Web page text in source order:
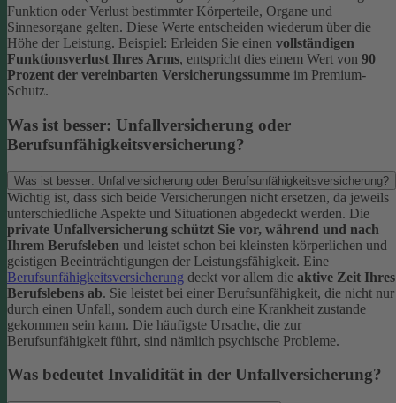
Funktion oder Verlust bestimmter Körperteile, Organe und
Sinnesorgane gelten. Diese Werte entscheiden wiederum über die
Höhe der Leistung. Beispiel: Erleiden Sie einen vollständigen
Funktionsverlust Ihres Arms, entspricht dies einem Wert von 90
Prozent der vereinbarten Versicherungssumme im Premium-
Schutz.
Was ist besser: Unfallversicherung oder
Berufsunfähigkeitsversicherung?
Was ist besser: Unfallversicherung oder Berufsunfähigkeitsversicherung?
Wichtig ist, dass sich beide Versicherungen nicht ersetzen, da jeweils
unterschiedliche Aspekte und Situationen abgedeckt werden. Die
private Unfallversicherung schützt Sie vor, während und nach
Ihrem Berufsleben und leistet schon bei kleinsten körperlichen und
geistigen Beeinträchtigungen der Leistungsfähigkeit. Eine
Berufsunfähigkeitsversicherung deckt vor allem die aktive Zeit Ihres
Berufslebens ab. Sie leistet bei einer Berufsunfähigkeit, die nicht nur
durch einen Unfall, sondern auch durch eine Krankheit zustande
gekommen sein kann. Die häufigste Ursache, die zur
Berufsunfähigkeit führt, sind nämlich psychische Probleme.
Was bedeutet Invalidität in der Unfallversicherung?